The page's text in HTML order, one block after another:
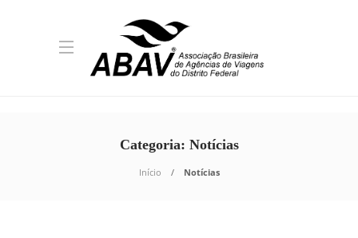
Categoria: Notícias
Início Notícias